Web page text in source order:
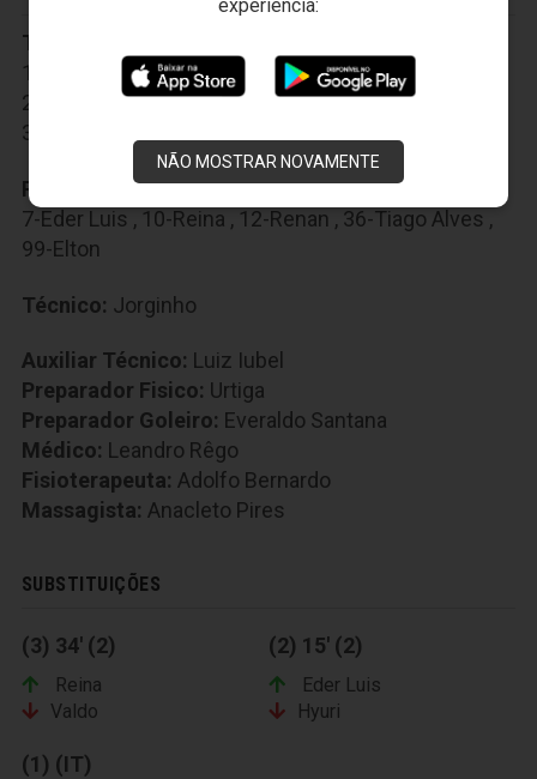
experiência:
NÃO MOSTRAR NOVAMENTE
Titulares:
17-Hyuri
22-Samuel Xavier ,26-Richardson
27-Wescley,30-Pio,32-Douglas Coutinho
37-Romário Santos
Reservas: 4-Bruno Pires,6-Felipe Jonatan
7-Eder Luis , 10-Reina , 12-Renan , 36-Tiago Alves ,
99-Elton
Técnico: Jorginho
Auxiliar Técnico: Luiz Iubel
Preparador Fisico: Urtiga
Preparador Goleiro: Everaldo Santana
Médico: Leandro Rêgo
Fisioterapeuta: Adolfo Bernardo
Massagista: Anacleto Pires
SUBSTITUIÇÕES
(3) 34' (2)
Reina
Valdo
(2) 15' (2)
Eder Luis
Hyuri
(1) (IT)